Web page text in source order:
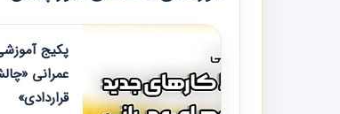
پکیج
عمرانی
قراردادی»